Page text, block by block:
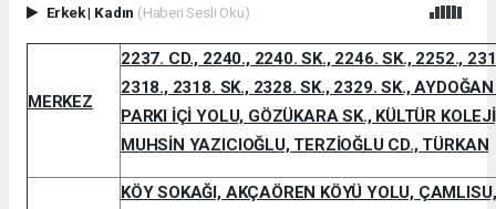
Erkek| Kadın (Haberi Sesli Oku)
MERKEZ
2237. CD., 2240., 2240. SK., 2246. SK., 2252.,
2318., 2318. SK., 2328. SK., 2329. SK.,
PARKI İÇİ YOLU, GÖZÜKARA SK., KÜLTÜR
MUHSİN YAZICIOĞLU, TERZİOĞLU CD., TÜRKAN
KÖY SOKAĞI, AKÇAÖREN KÖYÜ YOLU,